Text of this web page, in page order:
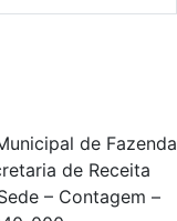
de Fazenda
de Receita
– Contagem –